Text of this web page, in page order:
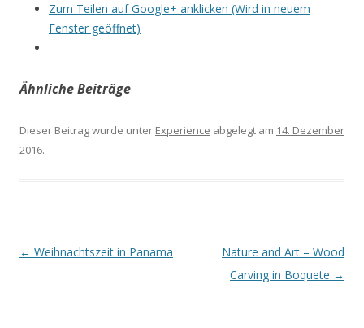
Zum Teilen auf Google+ anklicken (Wird in neuem
Fenster geöffnet)
Ähnliche Beiträge
Dieser Beitrag wurde unter Experience abgelegt am 14. Dezember
2016.
Beitrags-
← Weihnachtszeit in Panama
Nature and Art – Wood
Carving in Boquete →